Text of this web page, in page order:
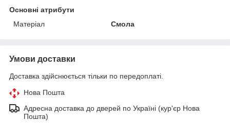
Основні атрибути
Матеріал
Смола
Умови доставки
Доставка здійснюється тільки по передоплаті.
Нова Пошта
Адресна доставка до дверей по Україні (кур'єр Нова
Пошта)